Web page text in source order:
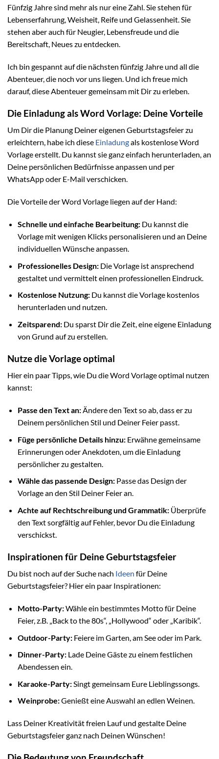
Fünfzig Jahre sind mehr als nur eine Zahl. Sie stehen für
Lebenserfahrung, Weisheit, Reife und Gelassenheit. Sie
stehen aber auch für Neugier, Lebensfreude und die
Bereitschaft, Neues zu entdecken.
Ich bin gespannt auf die nächsten fünfzig Jahre und all die
Abenteuer, die noch vor uns liegen. Und ich freue mich
darauf, diese Abenteuer gemeinsam mit Dir zu erleben.
Die Einladung als Word Vorlage: Deine Vorteile
Um Dir die Planung Deiner eigenen Geburtstagsfeier zu
erleichtern, habe ich diese Einladungals kostenlose Word
Vorlage erstellt. Du kannst sie ganz einfach herunterladen, an
Deine persönlichen Bedürfnisse anpassen und per
WhatsApp oder E-Mail verschicken.
Die Vorteile der Word Vorlage liegen auf der Hand:
Schnelle und einfache Bearbeitung:Du kannst die
Vorlage mit wenigen Klicks personalisieren und an Deine
individuellen Wünsche anpassen.
Professionelles Design:Die Vorlage ist ansprechend
gestaltet und vermittelt einen professionellen Eindruck.
Kostenlose Nutzung:Du kannst die Vorlage kostenlos
herunterladen und nutzen.
Zeitsparend:Du sparst Dir die Zeit, eine eigene Einladung
von Grund auf zu erstellen.
Nutze die Vorlage optimal
Hier ein paar Tipps, wie Du die Word Vorlage optimal nutzen
kannst:
Passe den Text an:Ändere den Text so ab, dass er zu
Deinem persönlichen Stil und Deiner Feier passt.
Füge persönliche Details hinzu:Erwähne gemeinsame
Erinnerungen oder Anekdoten, um die Einladung
persönlicher zu gestalten.
Wähle das passende Design:Passe das Design der
Vorlage an den Stil Deiner Feier an.
Achte auf Rechtschreibung und Grammatik:Überprüfe
den Text sorgfältig auf Fehler, bevor Du die Einladung
verschickst.
Inspirationen für Deine Geburtstagsfeier
Du bist noch auf der Suche nach Ideen für Deine
Geburtstagsfeier? Hier ein paar Inspirationen:
Motto-Party:Wähle ein bestimmtes Motto für Deine
Feier, z.B. „Back to the 80s“, „Hollywood“ oder „Karibik“.
Outdoor-Party:Feiere im Garten, am See oder im Park.
Dinner-Party:Lade Deine Gäste zu einem festlichen
Abendessen ein.
Karaoke-Party:Singt gemeinsam Eure Lieblingssongs.
Weinprobe:Genießt eine Auswahl an edlen Weinen.
Lass Deiner Kreativität freien Lauf und gestalte Deine
Geburtstagsfeier ganz nach Deinen Wünschen!